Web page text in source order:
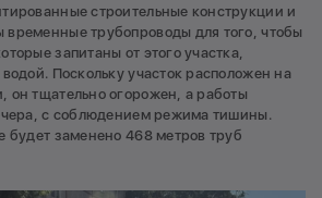
строительные конструкции и
трубопроводы для того, чтобы
запитаны от этого участка,
Поскольку участок расположен на
он тщательно огорожен, а работы
с соблюдением режима тишины.
будет заменено 468 метров труб